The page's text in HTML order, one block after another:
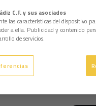
C.F. y sus asociados
las características del dispositivo
a ella. Publicidad y contenido
de servicios.